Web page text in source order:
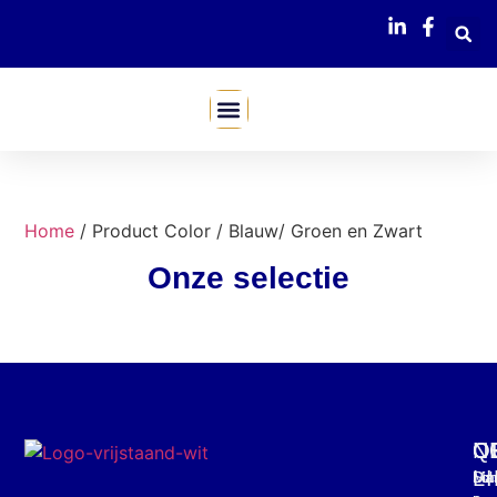
Home / Product Color / Blauw/ Groen en Zwart
Onze selectie